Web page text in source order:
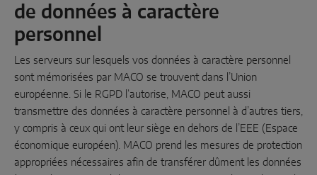
de données à caractère
personnel
Les serveurs sur lesquels vos données à caractère personnel
sont mémorisées par MACO se trouvent dans l’Union
européenne. Si le RGPD l‘autorise, MACO peut aussi
transmettre des données à caractère personnel à d’autres tiers,
y compris à ceux qui ont leur siège en dehors de l’EEE (Espace
économique européen). MACO prend les mesures de protection
appropriées nécessaires afin de transférer dûment les données